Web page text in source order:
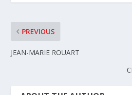
PREVIOUS
JEAN-MARIE ROUART